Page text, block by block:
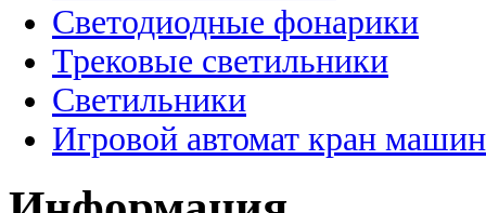
Светодиодные фонарики
Трековые светильники
Светильники
Игровой автомат кран